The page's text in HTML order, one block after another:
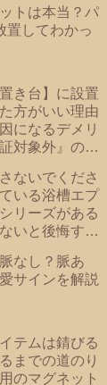
トは本当？パ
置してわかっ
き台】に設置
方がいい理由
になるデメリ
対象外』のメ
きたい【防水
ないでくださ
いる浴槽エプ
リーズがある
いと後悔する
・Panasonic
なし？脈あ
サインを解説
テムは錆びる
までの道のり
のマグネット